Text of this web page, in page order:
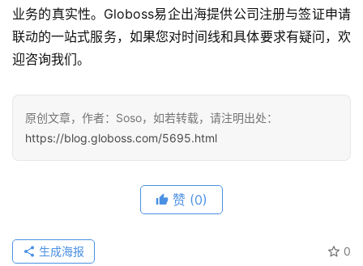
业务的真实性。Globoss易企出海提供公司注册与签证申请
联动的一站式服务，如果您对时间线和具体要求有疑问，欢
迎咨询我们。
原创文章，作者：Soso，如若转载，请注明出处：
https://blog.globoss.com/5695.html
赞 (0)
0
生成海报